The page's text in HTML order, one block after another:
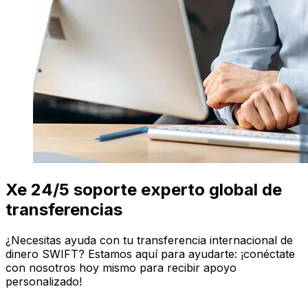
Xe 24/5 soporte experto global de
transferencias
¿Necesitas ayuda con tu transferencia internacional de
dinero SWIFT? Estamos aquí para ayudarte: ¡conéctate
con nosotros hoy mismo para recibir apoyo
personalizado!